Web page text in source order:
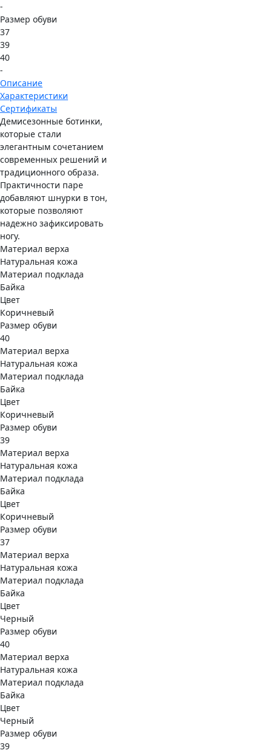
-
Размер обуви
37
39
40
-
Описание
Характеристики
Сертификаты
Демисезонные ботинки,
которые стали
элегантным сочетанием
современных решений и
традиционного образа.
Практичности паре
добавляют шнурки в тон,
которые позволяют
надежно зафиксировать
ногу.
Материал верха
Натуральная кожа
Материал подклада
Байка
Цвет
Коричневый
Размер обуви
40
Материал верха
Натуральная кожа
Материал подклада
Байка
Цвет
Коричневый
Размер обуви
39
Материал верха
Натуральная кожа
Материал подклада
Байка
Цвет
Коричневый
Размер обуви
37
Материал верха
Натуральная кожа
Материал подклада
Байка
Цвет
Черный
Размер обуви
40
Материал верха
Натуральная кожа
Материал подклада
Байка
Цвет
Черный
Размер обуви
39